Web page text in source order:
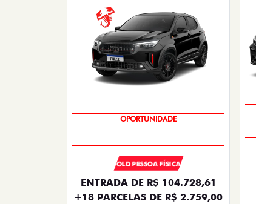
TAXA ZERO
OLD PESSOA FÍSICA
ENTRADA DE R$ 104.728,61
+18 PARCELAS DE R$ 2.759,00